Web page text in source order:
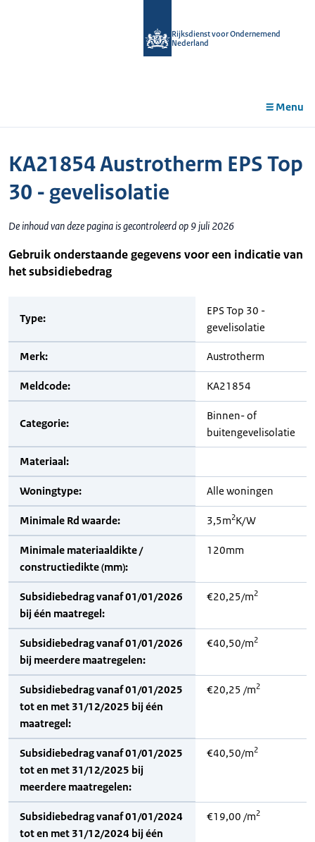
Rijksdienst voor Ondernemend
Nederland
Menu
KA21854 Austrotherm EPS Top
30 - gevelisolatie
De inhoud van deze pagina is gecontroleerd op 9 juli 2026
Gebruik onderstaande gegevens voor een indicatie van
het subsidiebedrag
Type:
EPS Top 30 -
gevelisolatie
Merk: Austrotherm
Meldcode: KA21854
Categorie:
Binnen- of
buitengevelisolatie
Materiaal:
Woningtype: Alle woningen
Minimale Rd waarde: 3,5m2K/W
Minimale materiaaldikte /
constructiedikte (mm):
120mm
Subsidiebedrag vanaf 01/01/2026
bij één maatregel:
€20,25/m2
Subsidiebedrag vanaf 01/01/2026
bij meerdere maatregelen:
€40,50/m2
Subsidiebedrag vanaf 01/01/2025
tot en met 31/12/2025 bij één
maatregel:
€20,25 /m2
Subsidiebedrag vanaf 01/01/2025
tot en met 31/12/2025 bij
meerdere maatregelen:
€40,50/m2
Subsidiebedrag vanaf 01/01/2024
tot en met 31/12/2024 bij één
€19,00 /m2